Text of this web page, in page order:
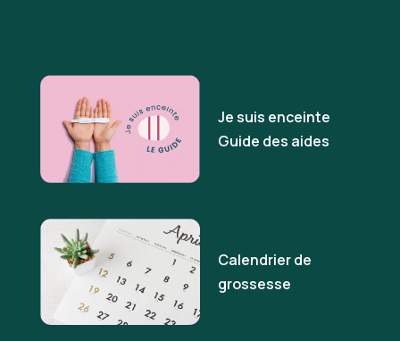
Je suis enceinte
Guide des aides
Calendrier de
grossesse